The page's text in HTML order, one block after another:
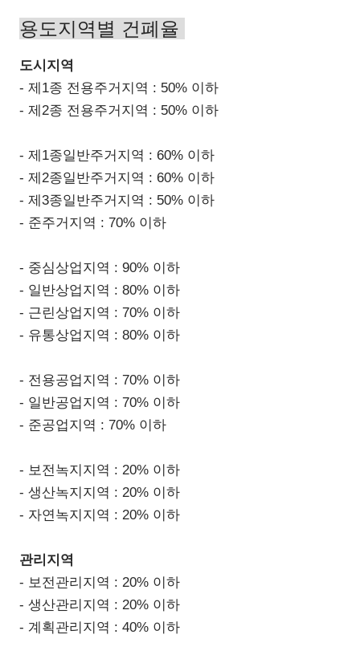
용도지역별 건폐율
도시지역
- 제1종 전용주거지역 : 50% 이하
- 제2종 전용주거지역 : 50% 이하
- 제1종일반주거지역 : 60% 이하
- 제2종일반주거지역 : 60% 이하
- 제3종일반주거지역 : 50% 이하
- 준주거지역 : 70% 이하
- 중심상업지역 : 90% 이하
- 일반상업지역 : 80% 이하
- 근린상업지역 : 70% 이하
- 유통상업지역 : 80% 이하
- 전용공업지역 : 70% 이하
- 일반공업지역 : 70% 이하
- 준공업지역 : 70% 이하
- 보전녹지지역 : 20% 이하
- 생산녹지지역 : 20% 이하
- 자연녹지지역 : 20% 이하
관리지역
- 보전관리지역 : 20% 이하
- 생산관리지역 : 20% 이하
- 계획관리지역 : 40% 이하